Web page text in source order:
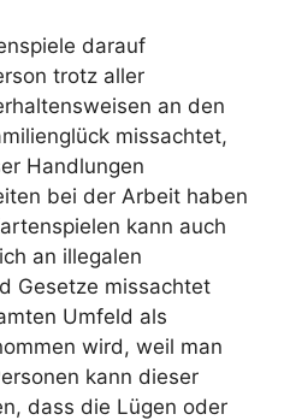
darauf
trotz aller
an den
missachtet,
Handlungen
bei der Arbeit haben
kann auch
an illegalen
Gesetze missachtet
Umfeld als
wird, weil man
kann dieser
dass die Lügen oder